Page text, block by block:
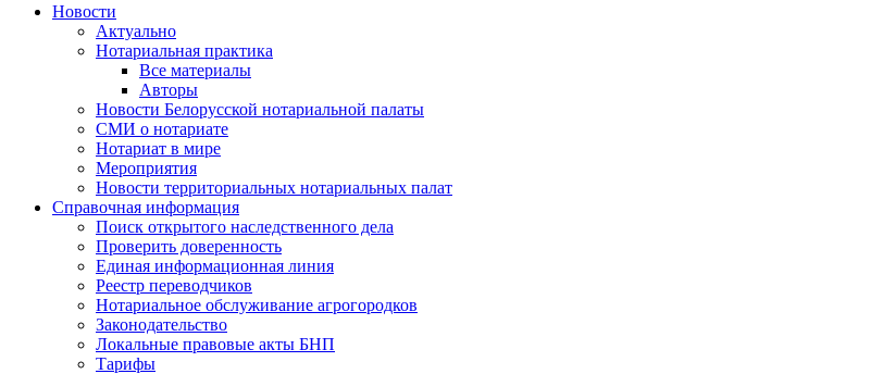
Новости
Актуально
Нотариальная практика
Все материалы
Авторы
Новости Белорусской нотариальной палаты
СМИ о нотариате
Нотариат в мире
Мероприятия
Новости территориальных нотариальных палат
Справочная информация
Поиск открытого наследственного дела
Проверить доверенность
Единая информационная линия
Реестр переводчиков
Нотариальное обслуживание агрогородков
Законодательство
Локальные правовые акты БНП
Тарифы